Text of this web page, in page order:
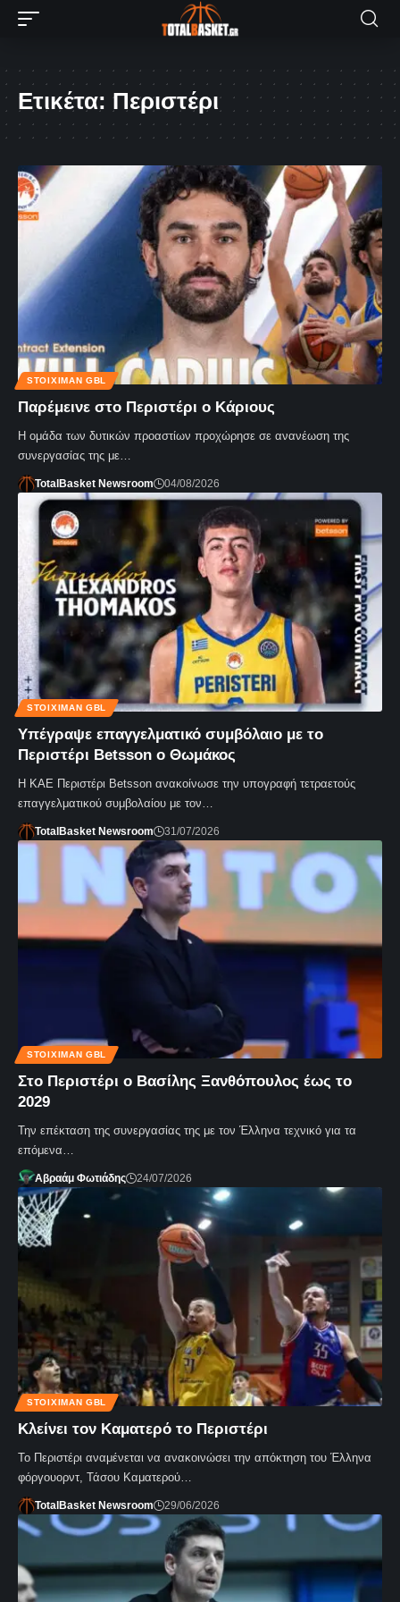
Ετικέτα: Περιστέρι
STOIXIMAN GBL
Παρέμεινε στο Περιστέρι ο Κάριους
Η ομάδα των δυτικών προαστίων προχώρησε σε ανανέωση της
συνεργασίας της με…
TotalBasket Newsroom 04/08/2026
STOIXIMAN GBL
Υπέγραψε επαγγελματικό συμβόλαιο με το
Περιστέρι Betsson ο Θωμάκος
Η ΚΑΕ Περιστέρι Betsson ανακοίνωσε την υπογραφή τετραετούς
επαγγελματικού συμβολαίου με τον…
TotalBasket Newsroom 31/07/2026
STOIXIMAN GBL
Στο Περιστέρι ο Βασίλης Ξανθόπουλος έως το
2029
Την επέκταση της συνεργασίας της με τον Έλληνα τεχνικό για τα
επόμενα…
Αβραάμ Φωτιάδης 24/07/2026
STOIXIMAN GBL
Κλείνει τον Καματερό το Περιστέρι
Το Περιστέρι αναμένεται να ανακοινώσει την απόκτηση του Έλληνα
φόργουορντ, Τάσου Καματερού…
TotalBasket Newsroom 29/06/2026